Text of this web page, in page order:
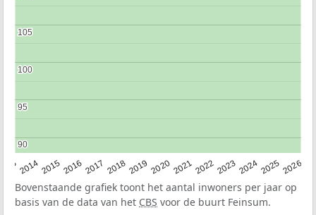
2014201520162017 20182019 2020202120222023202420252026
90
90
95
95
100
100
105
105
Bovenstaande grafiek toont het aantal inwoners per jaar op
basis van de data van het CBS voor de buurt Feinsum.